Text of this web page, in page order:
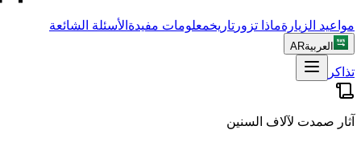
مواعيد الزيارةماذا تزور تاريخمعلومات مفيدة الأسئلة الشائعة
العربيةAR
تذاكر
آثار صمدت لآلاف السنين